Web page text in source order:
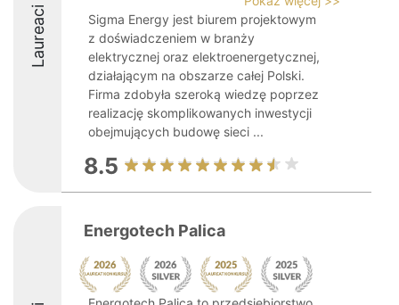
Laureaci
Sigma Energy jest biurem projektowym
z doświadczeniem w branży
elektrycznej oraz elektroenergetycznej,
działającym na obszarze całej Polski.
Firma zdobyła szeroką wiedzę poprzez
realizację skomplikowanych inwestycji
obejmujących budowę sieci ...
8.5
Energotech Palica